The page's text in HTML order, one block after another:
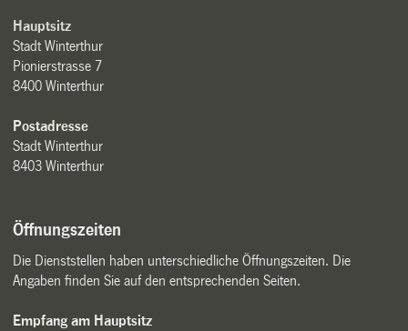
Hauptsitz
Stadt Winterthur
Pionierstrasse 7
8400 Winterthur
Postadresse
Stadt Winterthur
8403 Winterthur
Öffnungszeiten
Die Dienststellen haben unterschiedliche Öffnungszeiten. Die
Angaben finden Sie auf den entsprechenden Seiten.
Empfang am Hauptsitz